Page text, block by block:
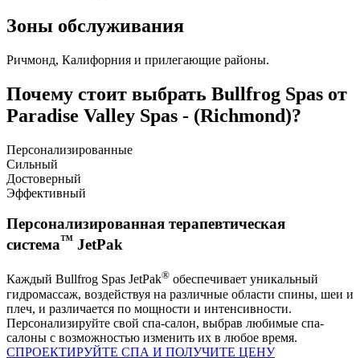
Зоны обслуживания
Ричмонд, Калифорния и прилегающие районы.
Почему стоит выбрать Bullfrog Spas от
Paradise Valley Spas - (Richmond)?
Персонализированные
Сильный
Достоверный
Эффективный
Персонализированная терапевтическая
система™ JetPak
Каждый Bullfrog Spas JetPak® обеспечивает уникальный
гидромассаж, воздействуя на различные области спины, шеи и
плеч, и различается по мощности и интенсивности.
Персонализируйте свой спа-салон, выбрав любимые спа-
салоны с возможностью изменить их в любое время.
СПРОЕКТИРУЙТЕ СПА И ПОЛУЧИТЕ ЦЕНУ